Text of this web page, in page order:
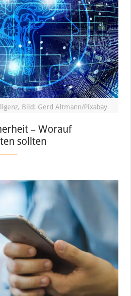
Bild: Gerd Altmann/Pixabay
– Worauf
sollten